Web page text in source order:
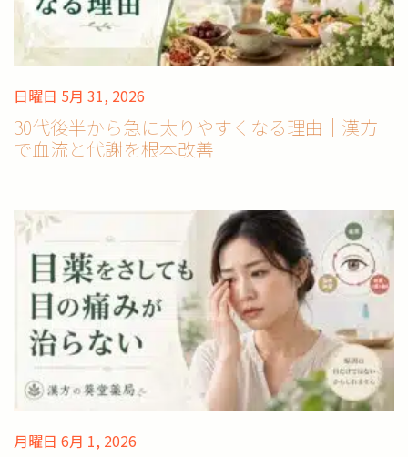
日曜日 5月 31, 2026
30代後半から急に太りやすくなる理由｜漢方
で血流と代謝を根本改善
月曜日 6月 1, 2026